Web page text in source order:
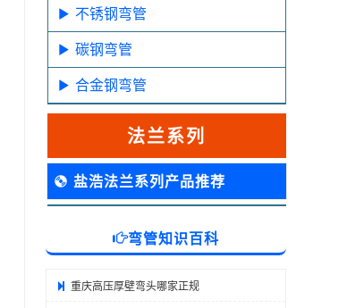
不锈钢弯管
碳钢弯管
合金钢弯管
法兰系列
盐浩法兰系列产品推荐
弯管知识百科
重庆高压厚壁弯头哪家正规